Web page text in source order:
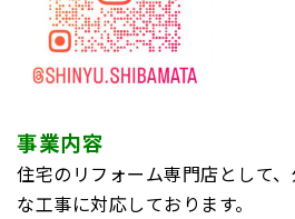
事業内容
住宅のリフォーム専門店として
な工事に対応しております。